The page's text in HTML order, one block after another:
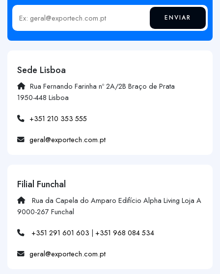
Insira o seu email ENVIAR
Sede Lisboa
Rua Fernando Farinha nº 2A/2B Braço de Prata
1950-448 Lisboa
+351 210 353 555
geral@exportech.com.pt
Filial Funchal
Rua da Capela do Amparo Edifício Alpha Living Loja A
9000-267 Funchal
+351 291 601 603 | +351 968 084 534
geral@exportech.com.pt